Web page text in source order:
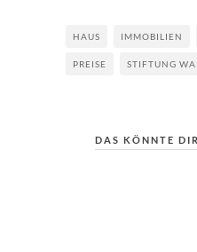
HAUS IMMOBILIEN
PREISE STIFTUNG
DAS KÖNNTE